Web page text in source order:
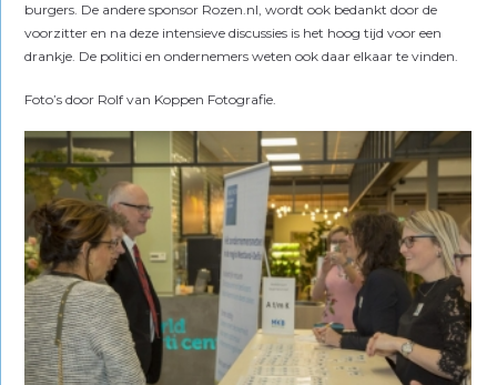
burgers. De andere sponsor Rozen.nl, wordt ook bedankt door de
voorzitter en na deze intensieve discussies is het hoog tijd voor een
drankje. De politici en ondernemers weten ook daar elkaar te vinden.
Foto’s door Rolf van Koppen Fotografie.